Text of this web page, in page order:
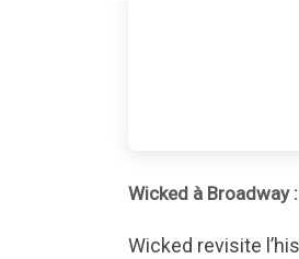
Wicked à Broadway
Wicked revisite